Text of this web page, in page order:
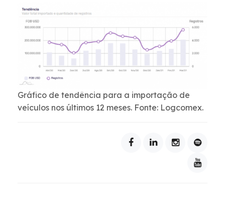
Gráfico de tendência para a importação de
veículos nos últimos 12 meses. Fonte: Logcomex.